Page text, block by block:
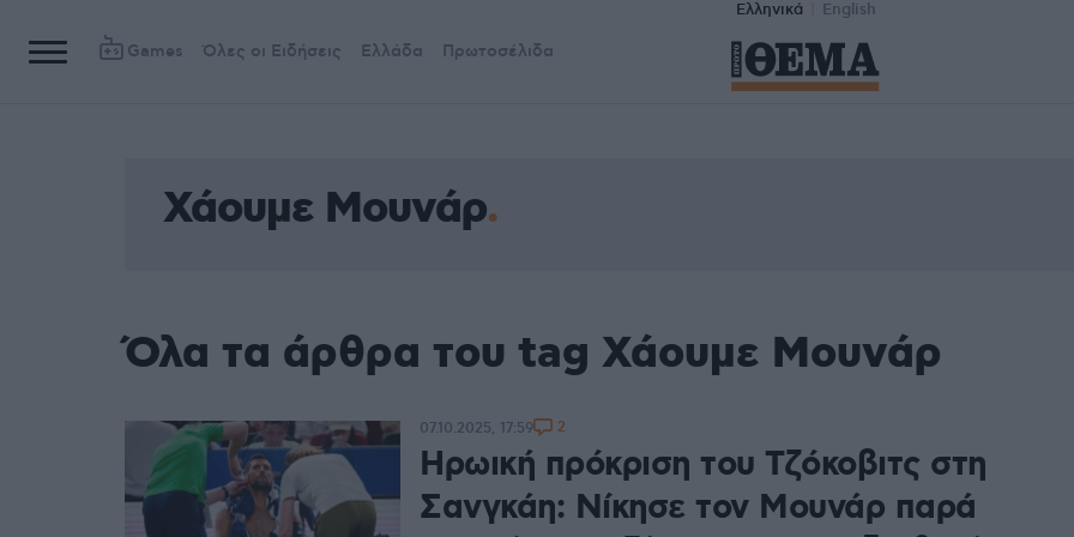
Ελληνικά English
Games Όλες οι Ειδήσεις Ελλάδα Πρωτοσέλιδα
Χάουμε Μουνάρ
Όλα τα άρθρα του tag Χάουμε Μουνάρ
Ηρωική πρόκριση του Τζόκοβιτς στη
Σανγκάη: Νίκησε τον Μουνάρ παρά
07.10.2025, 17:59 2